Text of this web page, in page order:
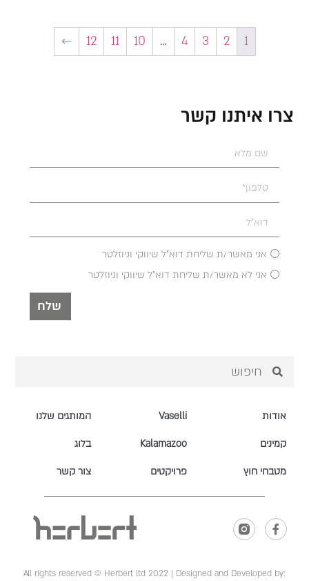
1
2
3
4
…
10
11
12
←
צרו איתנו קשר
אני מאשר/ת שליחת דוא"ל שיווקי וניוזלטר
אני לא מאשר/ת שליחת דוא"ל שיווקי וניוזלטר
שלח
אודות
קמינים
מטבחי חוץ
Vaselli
Kalamazoo
פרויקטים
המותגים שלנו
בלוג
צור קשר
All rights reserved © Herbert ltd 2022 | Designed and Developed by: